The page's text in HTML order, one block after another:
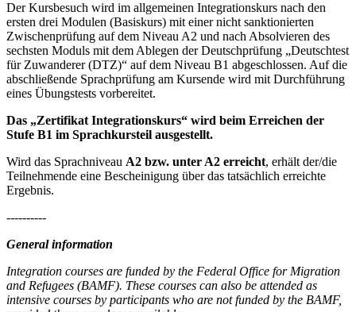
Der Kursbesuch wird im allgemeinen Integrationskurs nach den
ersten drei Modulen (Basiskurs) mit einer nicht sanktionierten
Zwischenprüfung auf dem Niveau A2 und nach Absolvieren des
sechsten Moduls mit dem Ablegen der Deutschprüfung „Deutschtest
für Zuwanderer (DTZ)“ auf dem Niveau B1 abgeschlossen. Auf die
abschließende Sprachprüfung am Kursende wird mit Durchführung
eines Übungstests vorbereitet.
Das „Zertifikat Integrationskurs“ wird beim Erreichen der
Stufe B1 im Sprachkursteil ausgestellt.
Wird das Sprachniveau A2 bzw. unter A2 erreicht, erhält der/die
Teilnehmende eine Bescheinigung über das tatsächlich erreichte
Ergebnis.
----------
General information
Integration courses are funded by the Federal Office for Migration
and Refugees (BAMF). These courses can also be attended as
intensive courses by participants who are not funded by the BAMF,